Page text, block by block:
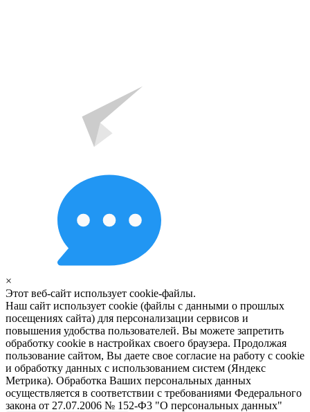
×
Этот веб-сайт использует cookie-файлы.
Наш сайт использует cookie (файлы с данными о прошлых
посещениях сайта) для персонализации сервисов и
повышения удобства пользователей. Вы можете запретить
обработку cookie в настройках своего браузера. Продолжая
пользование сайтом, Вы даете свое согласие на работу с cookie
и обработку данных с использованием систем (Яндекс
Метрика). Обработка Ваших персональных данных
осуществляется в соответствии с требованиями Федерального
закона от 27.07.2006 № 152-Ф3 "О персональных данных"